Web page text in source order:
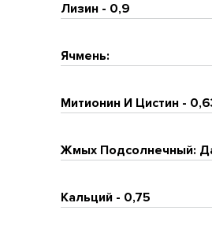
Лизин - 0,9
Ячмень:
Митионин И Цистин -
Жмых Подсолнечный:
Кальций - 0,75